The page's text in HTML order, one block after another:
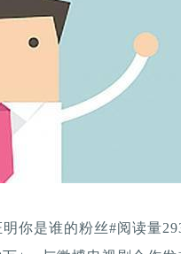
你是谁的粉丝#阅读量